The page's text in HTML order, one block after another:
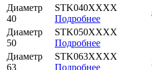
Диаметр
40
STK040XXXX
Подробнее
Диаметр
50
STK050XXXX
Подробнее
Диаметр
63
STK063XXXX
Подробнее